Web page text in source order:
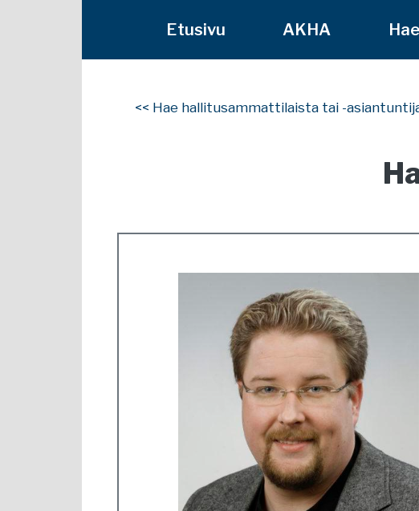
Etusivu AKHA
<< Hae hallitusammattilaista tai -